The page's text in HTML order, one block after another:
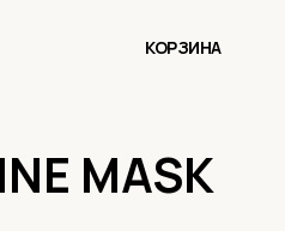
КОРЗИНА
MASK